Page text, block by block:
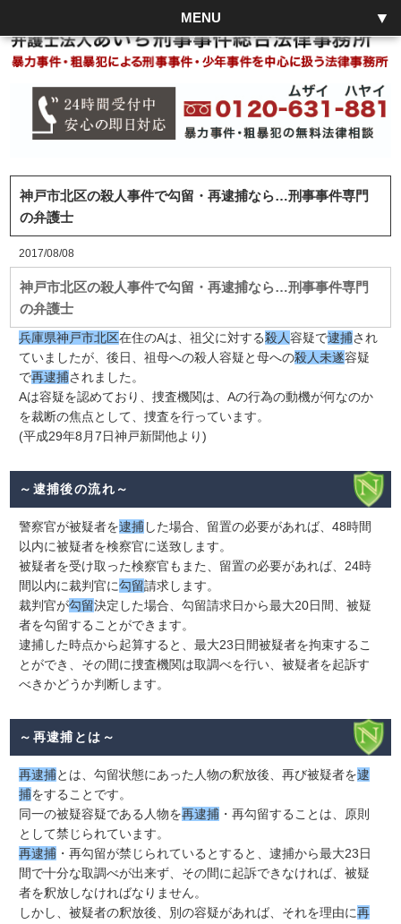
MENU
神戸市北区の殺人事件で勾留・再逮捕なら…刑事事件専門
の弁護士
2017/08/08
神戸市北区の殺人事件で勾留・再逮捕なら…刑事事件専門
の弁護士
兵庫県神戸市北区在住のAは、祖父に対する殺人容疑で逮捕され
ていましたが、後日、祖母への殺人容疑と母への殺人未遂容疑
で再逮捕されました。
Aは容疑を認めており、捜査機関は、Aの行為の動機が何なのか
を裁断の焦点として、捜査を行っています。
(平成29年8月7日神戸新聞他より)
～逮捕後の流れ～
警察官が被疑者を逮捕した場合、留置の必要があれば、48時間
以内に被疑者を検察官に送致します。
被疑者を受け取った検察官もまた、留置の必要があれば、24時
間以内に裁判官に勾留請求します。
裁判官が勾留決定した場合、勾留請求日から最大20日間、被疑
者を勾留することができます。
逮捕した時点から起算すると、最大23日間被疑者を拘束するこ
とができ、その間に捜査機関は取調べを行い、被疑者を起訴す
べきかどうか判断します。
～再逮捕とは～
再逮捕とは、勾留状態にあった人物の釈放後、再び被疑者を逮
捕をすることです。
同一の被疑容疑である人物を再逮捕 ・再勾留することは、原則
として禁じられています。
再逮捕 ・再勾留が禁じられているとすると、逮捕から最大23日
間で十分な取調べが出来ず、その間に起訴できなければ、被疑
者を釈放しなければなりません。
しかし、被疑者の釈放後、別の容疑があれば、それを理由に再